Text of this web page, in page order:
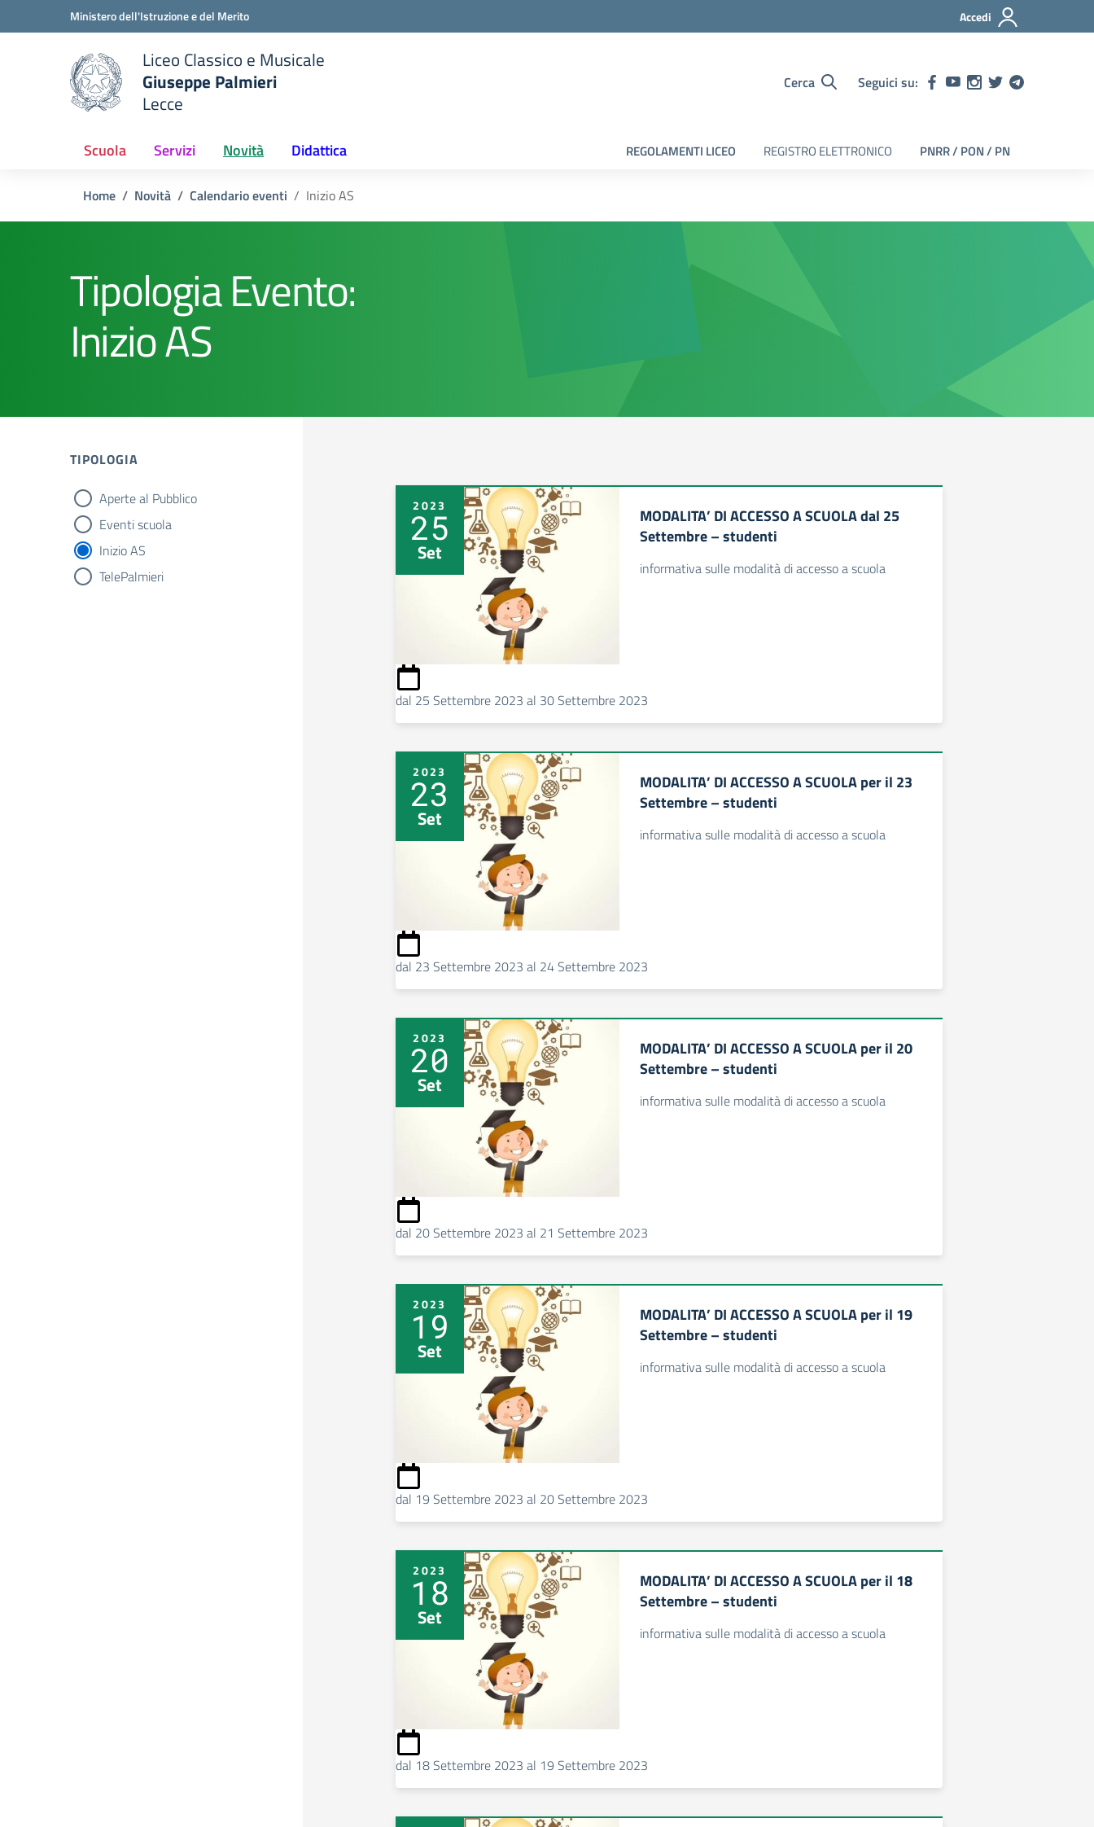
Vai ai contenuti
Vai al menu di navigazioneMinistero dell'Istruzione e del Merito Accedi
scuola
Liceo Classico e Musicale
Giuseppe Palmieri
Lecce
Cerca Seguici su:
Scuola Servizi Novità Didattica REGOLAMENTI LICEO REGISTRO ELETTRONICO PNRR / PON / PN
Home Novità Calendario eventi Inizio AS
Tipologia Evento:
Inizio AS
TIPOLOGIA
tipologia di articoli
Aperte al Pubblico
Eventi scuola
Inizio AS
TelePalmieri
2023
25
Set
MODALITA’ DI ACCESSO A SCUOLA dal 25
Settembre – studenti
informativa sulle modalità di accesso a scuola
dal 25 Settembre 2023 al 30 Settembre 2023
2023
23
Set
MODALITA’ DI ACCESSO A SCUOLA per il 23
Settembre – studenti
informativa sulle modalità di accesso a scuola
dal 23 Settembre 2023 al 24 Settembre 2023
2023
20
Set
MODALITA’ DI ACCESSO A SCUOLA per il 20
Settembre – studenti
informativa sulle modalità di accesso a scuola
dal 20 Settembre 2023 al 21 Settembre 2023
2023
19
Set
MODALITA’ DI ACCESSO A SCUOLA per il 19
Settembre – studenti
informativa sulle modalità di accesso a scuola
dal 19 Settembre 2023 al 20 Settembre 2023
2023
18
Set
MODALITA’ DI ACCESSO A SCUOLA per il 18
Settembre – studenti
informativa sulle modalità di accesso a scuola
dal 18 Settembre 2023 al 19 Settembre 2023